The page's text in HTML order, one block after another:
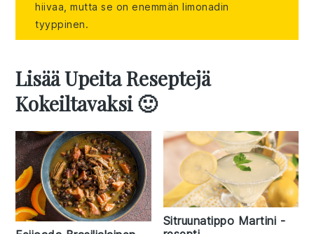
hiivaa, mutta se on enemmän limonadin
tyyppinen.
Lisää Upeita Reseptejä
Kokeiltavaksi 🙂
Sitruunatippo Martini -